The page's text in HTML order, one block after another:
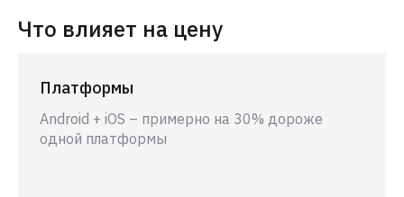
Что влияет на цену
Платформы
Android + iOS – примерно на 30% дороже
одной платформы